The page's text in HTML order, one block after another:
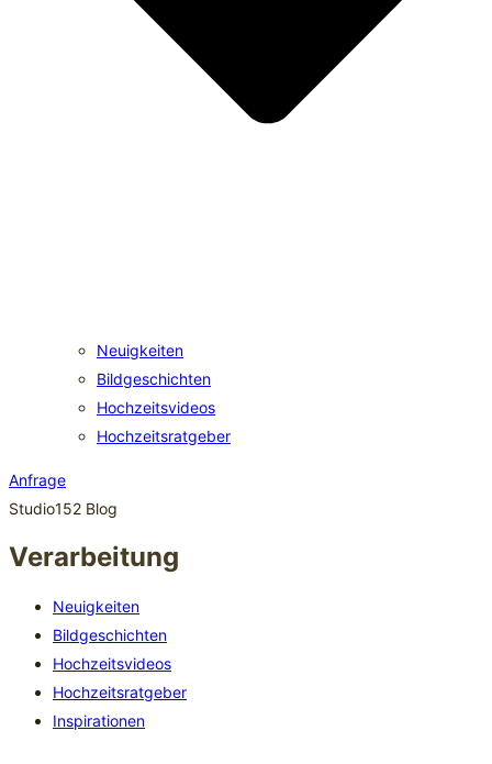
Neuigkeiten
Bildgeschichten
Hochzeitsvideos
Hochzeitsratgeber
Anfrage
Studio152 Blog
Verarbeitung
Neuigkeiten
Bildgeschichten
Hochzeitsvideos
Hochzeitsratgeber
Inspirationen